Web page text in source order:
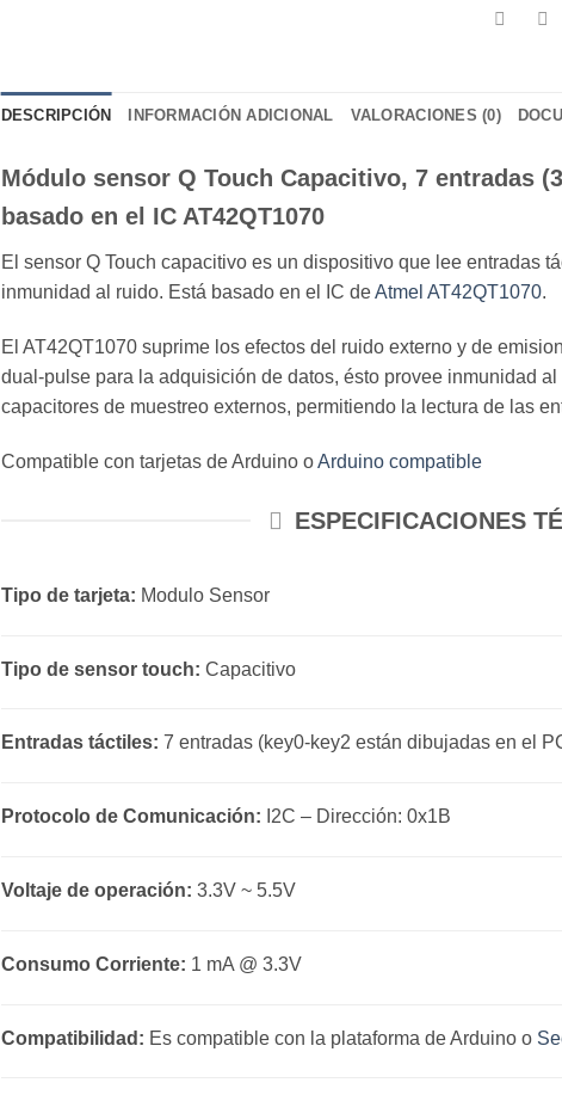
DESCRIPCIÓN INFORMACIÓN ADICIONAL VALORACIONES (0)
Módulo sensor Q Touch Capacitivo, 7 entradas
basado en el IC AT42QT1070
El sensor Q Touch capacitivo es un dispositivo que lee entradas
inmunidad al ruido. Está basado en el IC deAtmel AT42QT1070.
El AT42QT1070 suprime los efectos del ruido externo y de
dual-pulse para la adquisición de datos, ésto provee inmunidad
capacitores de muestreo externos, permitiendo la lectura de las
Compatible con tarjetas de Arduino oArduino compatible
ESPECIFICACIONES
Tipo de tarjeta: Modulo Sensor
Tipo de sensor touch: Capacitivo
Entradas táctiles: 7 entradas (key0-key2 están dibujadas en el
Protocolo de Comunicación: I2C – Dirección: 0x1B
Voltaje de operación: 3.3V ~ 5.5V
Consumo Corriente: 1 mA @ 3.3V
Compatibilidad: Es compatible con la plataforma de Arduino o